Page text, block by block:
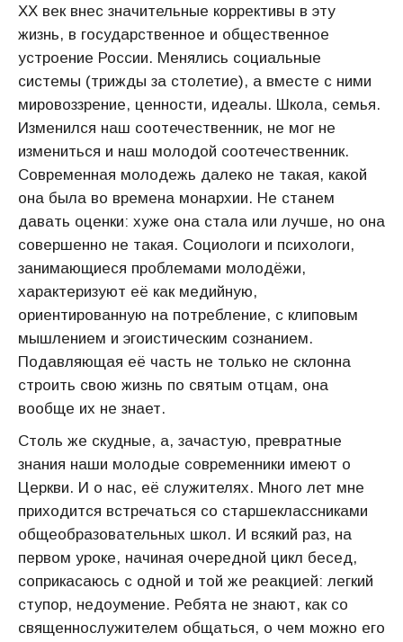
ХХ век внес значительные коррективы в эту
жизнь, в государственное и общественное
устроение России. Менялись социальные
системы (трижды за столетие), а вместе с ними
мировоззрение, ценности, идеалы. Школа, семья.
Изменился наш соотечественник, не мог не
измениться и наш молодой соотечественник.
Современная молодежь далеко не такая, какой
она была во времена монархии. Не станем
давать оценки: хуже она стала или лучше, но она
совершенно не такая. Социологи и психологи,
занимающиеся проблемами молодёжи,
характеризуют её как медийную,
ориентированную на потребление, с клиповым
мышлением и эгоистическим сознанием.
Подавляющая её часть не только не склонна
строить свою жизнь по святым отцам, она
вообще их не знает.
Столь же скудные, а, зачастую, превратные
знания наши молодые современники имеют о
Церкви. И о нас, её служителях. Много лет мне
приходится встречаться со старшеклассниками
общеобразовательных школ. И всякий раз, на
первом уроке, начиная очередной цикл бесед,
соприкасаюсь с одной и той же реакцией: легкий
ступор, недоумение. Ребята не знают, как со
священнослужителем общаться, о чем можно его